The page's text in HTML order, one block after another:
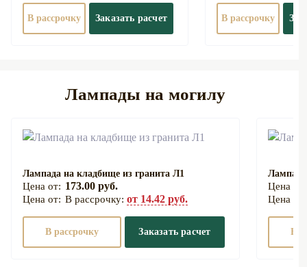
В рассрочку Заказать расчет В рассрочку
Лампады на могилу
Лампада на кладбище из гранита Л1
173.00 руб.
В рассрочку: от 14.42 руб.
В рассрочку Заказать расчет В